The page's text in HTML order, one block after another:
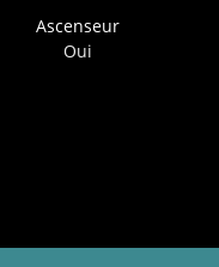
Ascenseur
Oui